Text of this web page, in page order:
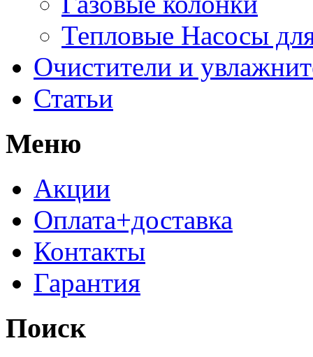
Тепловые Насосы
Очистители и
Статьи
Меню
Акции
Оплата+доставка
Контакты
Гарантия
Поиск